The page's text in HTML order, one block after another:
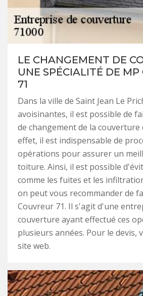
LE CHANGEMENT DE
UNE SPÉCIALITÉ DE MP
71
Dans la ville de Saint Jean Le
avoisinantes, il est possible de
de changement de la couverture
effet, il est indispensable de
opérations pour assurer un
toiture. Ainsi, il est possible
comme les fuites et les
on peut vous recommander de
Couvreur 71. Il s'agit d'une
couverture ayant effectué ces
plusieurs années. Pour le devis,
site web.